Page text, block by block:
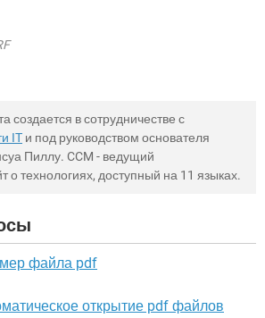
создается в сотрудничестве с
IT и под руководством основателя
Пиллу. CCM - ведущий
о технологиях, доступный на 11 языках.
файла pdf
открытие pdf файлов